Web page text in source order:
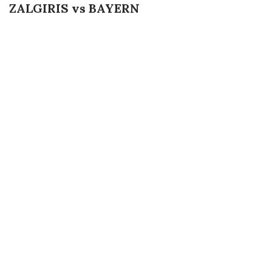
ZALGIRIS vs BAYERN